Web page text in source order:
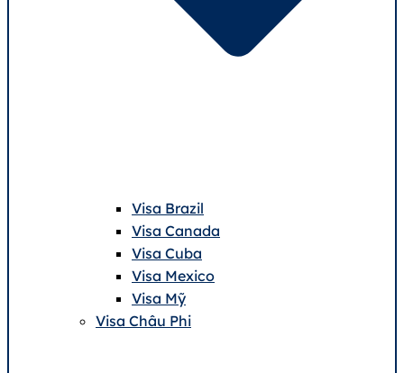
Visa Brazil
Visa Canada
Visa Cuba
Visa Mexico
Visa Mỹ
Visa Châu Phi